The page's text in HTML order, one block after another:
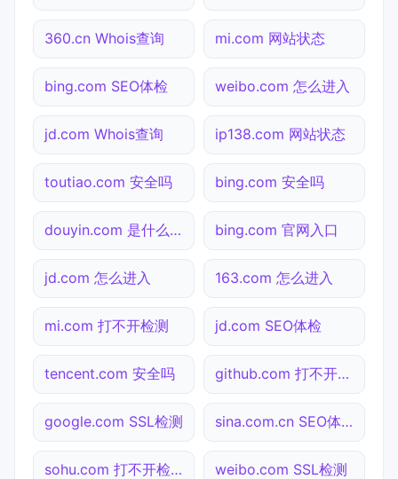
360.cn Whois查询 mi.com 网站状态
bing.com SEO体检 weibo.com 怎么进入
jd.com Whois查询 ip138.com 网站状态
toutiao.com 安全吗 bing.com 安全吗
douyin.com 是什么网站 bing.com 官网入口
jd.com 怎么进入 163.com 怎么进入
mi.com 打不开检测 jd.com SEO体检
tencent.com 安全吗 github.com 打不开检测
google.com SSL检测 sina.com.cn SEO体检
sohu.com 打不开检测 weibo.com SSL检测